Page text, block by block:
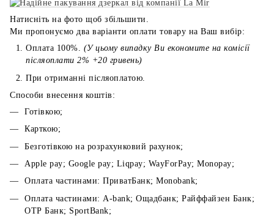
Натисніть на фото щоб збільшити.
Ми пропонуємо два варіанти оплати товару на Ваш вибір:
Оплата 100%. (У цьому випадку Ви економите на комісії
післяоплати 2% +20 гривень)
При отриманні післяоплатою.
Способи внесення коштів:
Готівкою;
Карткою;
Безготівкою на розрахунковий рахунок;
Apple pay; Google pay; Liqpay; WayForPay; Monopay;
Оплата частинами: ПриватБанк; Monobank;
Оплата частинами: A-bank; Ощадбанк; Райффайзен Банк;
ОТР Банк; SportBank;